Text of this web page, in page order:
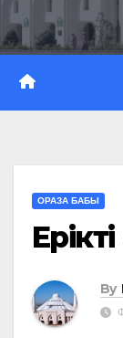
ОРАЗА БАБЫ
By